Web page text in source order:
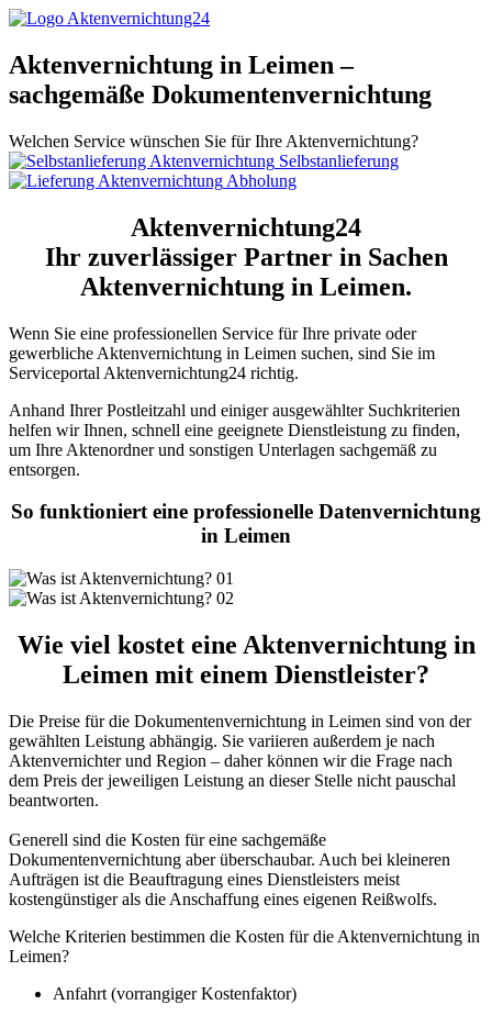
Aktenvernichtung in Leimen –
sachgemäße Dokumentenvernichtung
Welchen Service wünschen Sie für Ihre Aktenvernichtung?
Selbstanlieferung
Abholung
Aktenvernichtung24
Ihr zuverlässiger Partner in Sachen
Aktenvernichtung in Leimen.
Wenn Sie eine professionellen Service für Ihre private oder
gewerbliche Aktenvernichtung in Leimen suchen, sind Sie im
Serviceportal Aktenvernichtung24 richtig.
Anhand Ihrer Postleitzahl und einiger ausgewählter Suchkriterien
helfen wir Ihnen, schnell eine geeignete Dienstleistung zu finden,
um Ihre Aktenordner und sonstigen Unterlagen sachgemäß zu
entsorgen.
So funktioniert eine professionelle Datenvernichtung
in Leimen
Wie viel kostet eine Aktenvernichtung in
Leimen mit einem Dienstleister?
Die Preise für die Dokumentenvernichtung in Leimen sind von der
gewählten Leistung abhängig. Sie variieren außerdem je nach
Aktenvernichter und Region – daher können wir die Frage nach
dem Preis der jeweiligen Leistung an dieser Stelle nicht pauschal
beantworten.
Generell sind die Kosten für eine sachgemäße
Dokumentenvernichtung aber überschaubar. Auch bei kleineren
Aufträgen ist die Beauftragung eines Dienstleisters meist
kostengünstiger als die Anschaffung eines eigenen Reißwolfs.
Welche Kriterien bestimmen die Kosten für die Aktenvernichtung in
Leimen?
Anfahrt (vorrangiger Kostenfaktor)